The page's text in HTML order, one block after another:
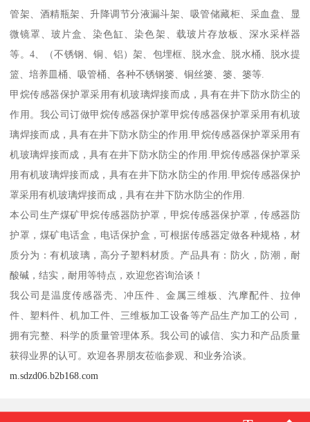
管架、酒精瓶架、升降调节分液漏斗架、吸管储藏柜、采血盘、显
微镜罩、玻片盒、染色缸、染色架、载玻片存放板、深水采样器
等。4、（不锈钢、铜、铝）架、包埋框、脱水盒、脱水桶、脱水提
篮、培养皿桶、吸管桶、各种不锈钢篓、铜丝篓、篓、篓等.
甲烷传感器保护罩采用有机玻璃焊接而成，具有在井下防水防尘的
作用。我公司订做甲烷传感器保护罩甲烷传感器保护罩采用有机玻
璃焊接而成，具有在井下防水防尘的作用.甲烷传感器保护罩采用有
机玻璃焊接而成，具有在井下防水防尘的作用.甲烷传感器保护罩采
用有机玻璃焊接而成，具有在井下防水防尘的作用.甲烷传感器保护
罩采用有机玻璃焊接而成，具有在井下防水防尘的作用.
本公司生产煤矿甲烷传感器防护罩，甲烷传感器保护罩，传感器防
护罩，煤矿电话盒，电话保护盒，可根据传感器定做各种规格，材
质分为：有机玻璃，高分子塑料材质。产品具有：防火，防潮，耐
酸碱，结实，耐用等特点，欢迎您咨询洽谈！
我公司是温度传感器壳、冲压件、金属三维板、汽摩配件、拉伸
件、塑料件、机加工件、三维板加工设备等产品生产加工的公司，
拥有完整、科学的质量管理体系。我公司的诚信、实力和产品质量
获得业界的认可。欢迎各界朋友莅临参观、和业务洽谈。
m.sdzd06.b2b168.com